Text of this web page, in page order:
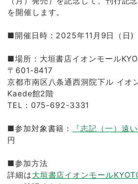
を開催します。
■開催日時：2025年11月9日（
■場所：大垣書店イオンモール
〒601-8417
京都市南区八条通西洞院下ル イオ
Kaede館2階
TEL：075-692-3331
■参加対象書籍： 『志記（一）遠
円
■参加方法
詳細は大垣書店イオンモール